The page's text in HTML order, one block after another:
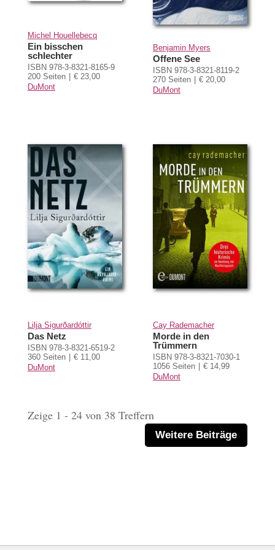
Michel Houellebecq
Ein bisschen
schlechter
ISBN 978-3-8321-8165-9
200 Seiten
€ 23,00
DuMont
Benjamin Myers
Offene See
ISBN 978-3-8321-8119-2
270 Seiten
€ 20,00
DuMont
Lilja Sigurðardóttir
Das Netz
ISBN 978-3-8321-6519-2
360 Seiten
€ 11,00
DuMont
Cay Rademacher
Morde in den
Trümmern
ISBN 978-3-8321-7030-1
1056 Seiten
€ 14,99
DuMont
Zeige 1 - 24 von 38 Treffern
Weitere Beiträge